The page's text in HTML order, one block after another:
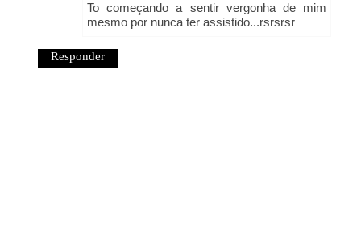
To começando a sentir vergonha de mim
mesmo por nunca ter assistido...rsrsrsr
Responder